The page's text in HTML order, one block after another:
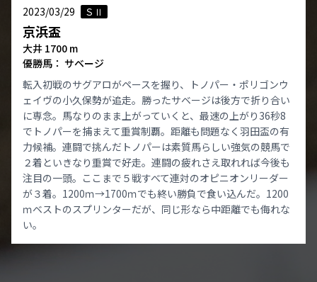
2023/03/29 ＳⅡ
京浜盃
大井 1700 m
優勝馬： サベージ
転入初戦のサグアロがペースを握り、トノパー・ポリゴンウ
ェイヴの小久保勢が追走。勝ったサベージは後方で折り合い
に専念。馬なりのまま上がっていくと、最速の上がり36秒8
でトノパーを捕まえて重賞制覇。距離も問題なく羽田盃の有
力候補。連闘で挑んだトノパーは素質馬らしい強気の競馬で
２着といきなり重賞で好走。連闘の疲れさえ取れれば今後も
注目の一頭。ここまで５戦すべて連対のオピニオンリーダー
が３着。1200ｍ→1700ｍでも終い勝負で食い込んだ。1200
ｍベストのスプリンターだが、同じ形なら中距離でも侮れな
い。